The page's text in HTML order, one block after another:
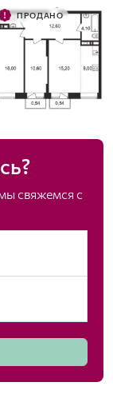
ПРОДАНО
свяжемся с